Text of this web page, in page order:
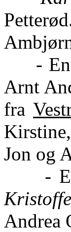
- En
Arnt
fra
Jon og
- En
Andrea